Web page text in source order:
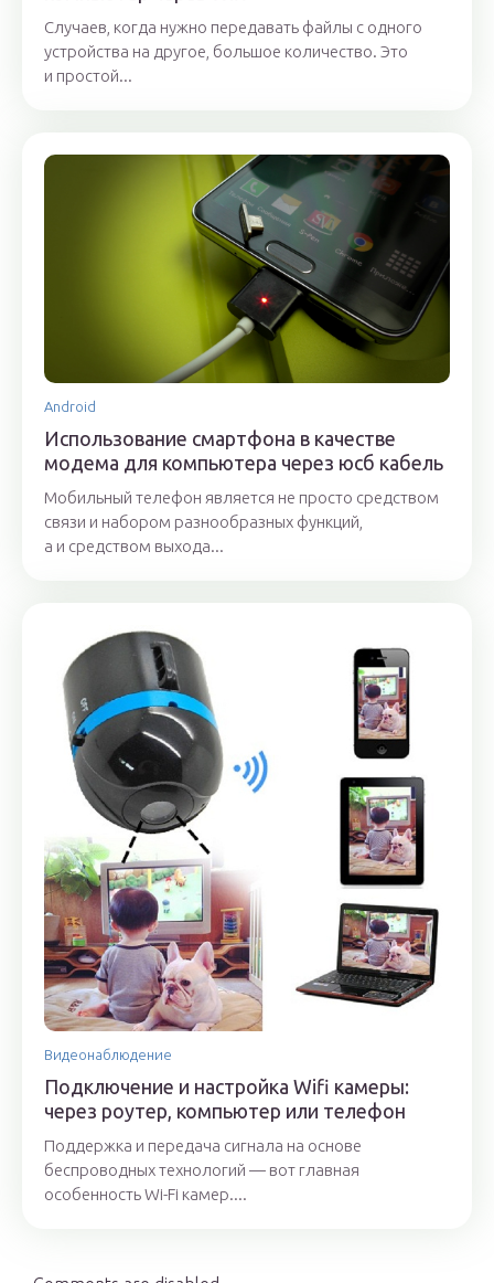
Случаев, когда нужно передавать файлы с одного
устройства на другое, большое количество. Это
и простой...
Android
Использование смартфона в качестве
модема для компьютера через юсб кабель
Мобильный телефон является не просто средством
связи и набором разнообразных функций,
а и средством выхода...
Видеонаблюдение
Подключение и настройка Wifi камеры:
через роутер, компьютер или телефон
Поддержка и передача сигнала на основе
беспроводных технологий — вот главная
особенность Wi-Fi камер....